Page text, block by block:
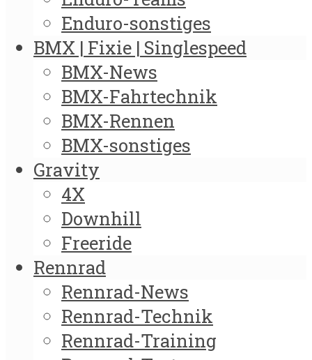
Enduro-sonstiges
BMX | Fixie | Singlespeed
BMX-News
BMX-Fahrtechnik
BMX-Rennen
BMX-sonstiges
Gravity
4X
Downhill
Freeride
Rennrad
Rennrad-News
Rennrad-Technik
Rennrad-Training